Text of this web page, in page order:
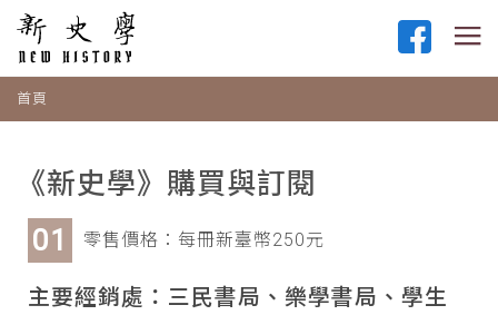
首頁
《新史學》購買與訂閱
零售價格：每冊新臺幣250元
主要經銷處：三民書局、樂學書局、學生